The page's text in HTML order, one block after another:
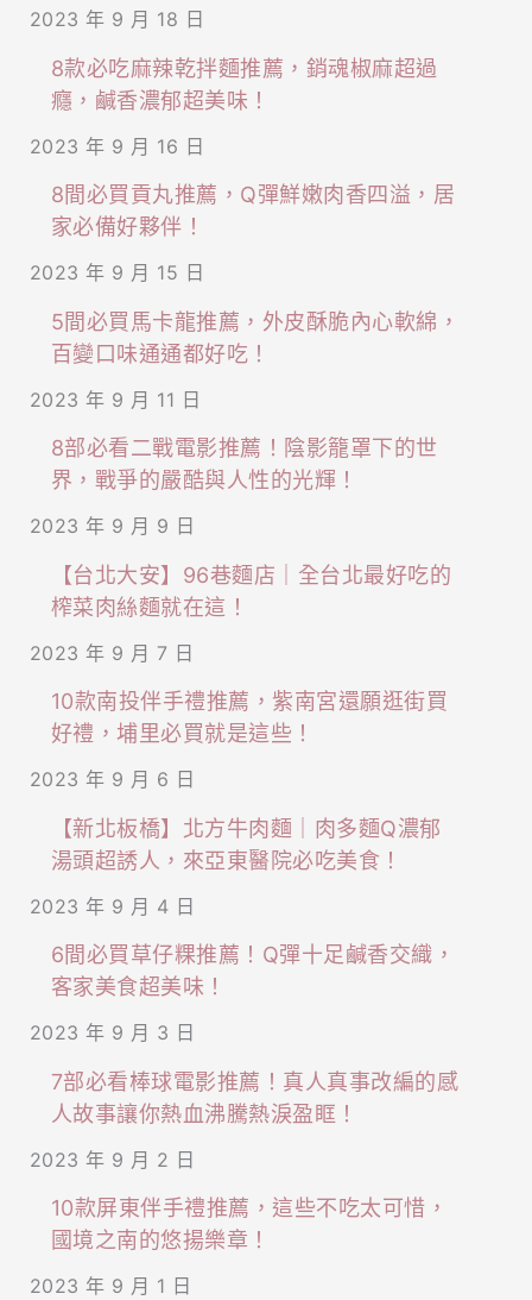
2023 年 9 月 18 日
8款必吃麻辣乾拌麵推薦，銷魂椒麻超過
癮，鹹香濃郁超美味！
2023 年 9 月 16 日
8間必買貢丸推薦，Q彈鮮嫩肉香四溢，居
家必備好夥伴！
2023 年 9 月 15 日
5間必買馬卡龍推薦，外皮酥脆內心軟綿，
百變口味通通都好吃！
2023 年 9 月 11 日
8部必看二戰電影推薦！陰影籠罩下的世
界，戰爭的嚴酷與人性的光輝！
2023 年 9 月 9 日
【台北大安】96巷麵店｜全台北最好吃的
榨菜肉絲麵就在這！
2023 年 9 月 7 日
10款南投伴手禮推薦，紫南宮還願逛街買
好禮，埔里必買就是這些！
2023 年 9 月 6 日
【新北板橋】北方牛肉麵｜肉多麵Q濃郁
湯頭超誘人，來亞東醫院必吃美食！
2023 年 9 月 4 日
6間必買草仔粿推薦！Q彈十足鹹香交織，
客家美食超美味！
2023 年 9 月 3 日
7部必看棒球電影推薦！真人真事改編的感
人故事讓你熱血沸騰熱淚盈眶！
2023 年 9 月 2 日
10款屏東伴手禮推薦，這些不吃太可惜，
國境之南的悠揚樂章！
2023 年 9 月 1 日